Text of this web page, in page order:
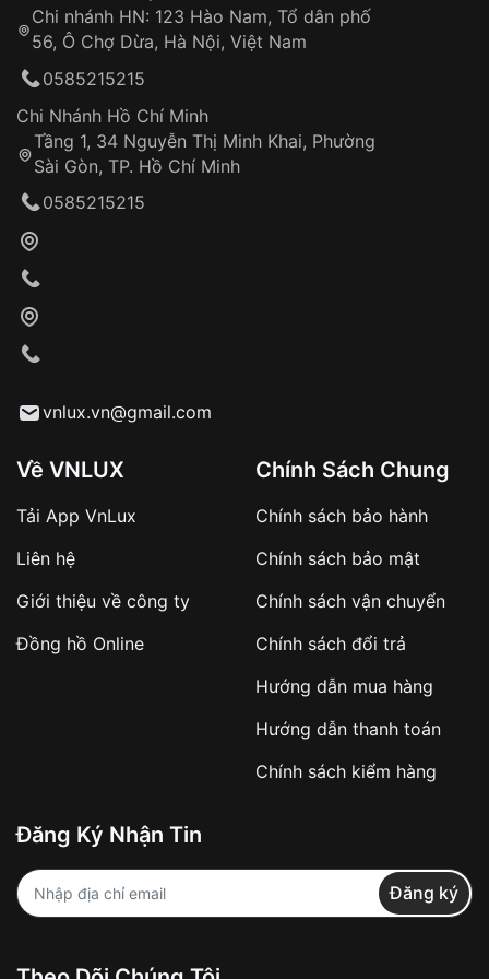
Từ khóa SEO:
Khách hàng kiểm tra và thanh toán trực tiếp
Từ khóa SEO:
sản phẩm đặc biệt
hàng
Số tiền còn lại thanh toán khi nhận hàng hoặc
✔️ Đảm bảo xử lý đơn hàng nhanh chóng
✔️ Hạn chế tình trạng hủy đơn không mong
Từ khóa SEO:
Khách hàng được
Đảm bảo quyền lợi khách hàng
Đồng hành cùng khách hàng trong suốt quá
trình sử dụng
Chi nhánh HN: 123 Hào Nam, Tổ dân phố
56, Ô Chợ Dừa, Hà Nội, Việt Nam
0585215215
Chi Nhánh Hồ Chí Minh
Tầng 1, 34 Nguyễn Thị Minh Khai, Phường
Sài Gòn, TP. Hồ Chí Minh
0585215215
vnlux.vn@gmail.com
Về VNLUX
Tải App VnLux
Liên hệ
Giới thiệu về công ty
Đồng hồ Online
Chính Sách Chung
Chính sách bảo hành
Chính sách bảo mật
Chính sách vận chuyển
Chính sách đổi trả
Hướng dẫn mua hàng
Hướng dẫn thanh toán
Chính sách kiểm hàng
Đăng Ký Nhận Tin
Đăng ký